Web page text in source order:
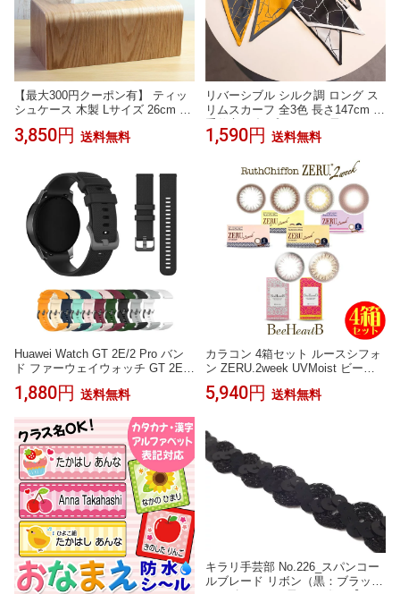
【最大300円クーポン有】 ティッ
シュケース 木製 Lサイズ 26cm テ
ッシュペーパーボックス ペーパー
活雑貨 リビング 飲食店 ホテル 送
料無料
3,850円 送料無料
リバーシブル シルク調 ロング ス
リムスカーフ 全3色 長さ147cm 二
ンジ バッグスカーフ リボン 上品
おしゃれ かっこいい レディース
母の日 誕生日プレゼント 敬老の
日 プレゼント 普段使い
1,590円 送料無料
Huawei Watch GT 2E/2 Pro バン
ド ファーウェイウォッチ GT 2E
時計バンド 22mm 交換ベルト お
すすめ シリコン ファーウェイウ
1,880円 送料無料
カラコン 4箱セット ルースシフォ
ン ZERU.2week UVMoist ビーハ
ートビー ゼル 2week 2週間交換
度あり 度なし 1箱6枚入 ツーウィ
B
5,940円 送料無料
キラリ手芸部 No.226_スパンコー
ルブレード リボン（黒：ブラッ